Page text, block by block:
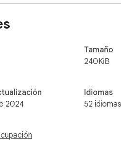
2024
Tamaño
240KiB
Idiomas
52 idiomas